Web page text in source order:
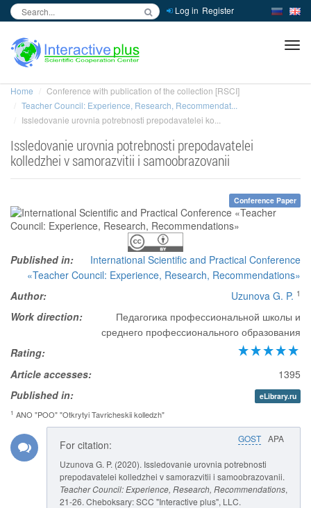
Log in Register
Home
Conference with publication of the collection [RSCI]
Teacher Council: Experience, Research, Recommendat...
Issledovanie urovnia potrebnosti prepodavatelei ko...
Issledovanie urovnia potrebnosti prepodavatelei
kolledzhei v samorazvitii i samoobrazovanii
Conference Paper
Published in:
International Scientific and Practical Conference
«Teacher Council: Experience, Research, Recommendations»
Author:
Uzunova G. P. 1
Work direction:
Педагогика профессиональной школы и
среднего профессионального образования
Rating:
Article accesses:
1395
Published in:
eLibrary.ru
1 ANO "POO" "Otkrytyi Tavricheskii kolledzh"
GOST APA
For citation:
Uzunova G. P. (2020). Issledovanie urovnia potrebnosti
prepodavatelei kolledzhei v samorazvitii i samoobrazovanii.
Teacher Council: Experience, Research, Recommendations,
21-26. Cheboksary: SCC "Interactive plus", LLC.